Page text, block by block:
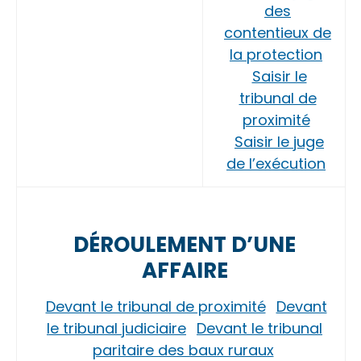
des
contentieux de
la protection
Saisir le
tribunal de
proximité
Saisir le juge
de l’exécution
DÉROULEMENT D’UNE
AFFAIRE
Devant le tribunal de proximité Devant
le tribunal judiciaire Devant le tribunal
paritaire des baux ruraux